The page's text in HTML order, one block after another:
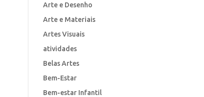
Arte e Desenho
Arte e Materiais
Artes Visuais
atividades
Belas Artes
Bem-Estar
Bem-estar Infantil